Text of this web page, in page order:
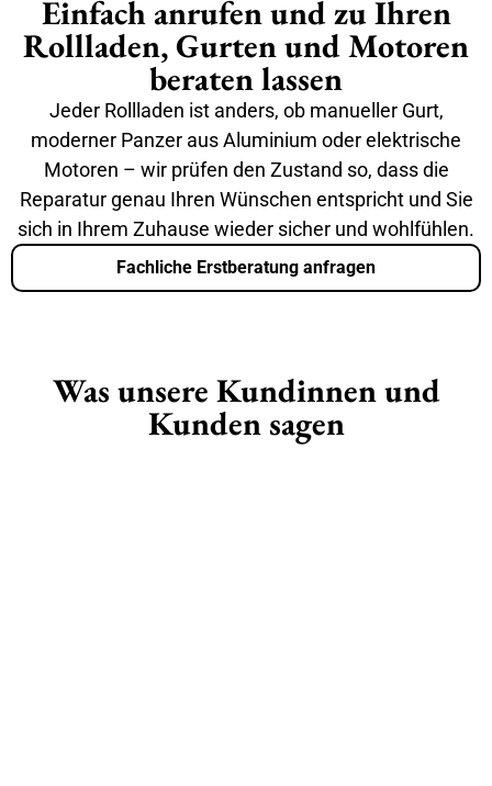
Einfach anrufen und zu Ihren
Rollladen, Gurten und Motoren
beraten lassen
Jeder Rollladen ist anders, ob manueller Gurt,
moderner Panzer aus Aluminium oder elektrische
Motoren – wir prüfen den Zustand so, dass die
Reparatur genau Ihren Wünschen entspricht und Sie
sich in Ihrem Zuhause wieder sicher und wohlfühlen.
Fachliche Erstberatung anfragen
Was unsere Kundinnen und
Kunden sagen